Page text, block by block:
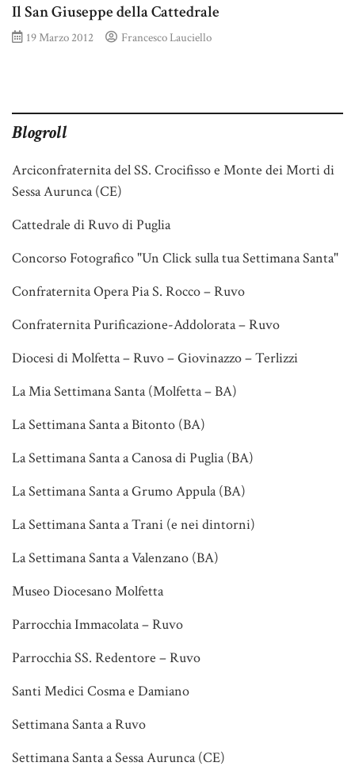
Il San Giuseppe della Cattedrale
19 Marzo 2012 Francesco Lauciello
Blogroll
Arciconfraternita del SS. Crocifisso e Monte dei Morti di
Sessa Aurunca (CE)
Cattedrale di Ruvo di Puglia
Concorso Fotografico "Un Click sulla tua Settimana Santa"
Confraternita Opera Pia S. Rocco – Ruvo
Confraternita Purificazione-Addolorata – Ruvo
Diocesi di Molfetta – Ruvo – Giovinazzo – Terlizzi
La Mia Settimana Santa (Molfetta – BA)
La Settimana Santa a Bitonto (BA)
La Settimana Santa a Canosa di Puglia (BA)
La Settimana Santa a Grumo Appula (BA)
La Settimana Santa a Trani (e nei dintorni)
La Settimana Santa a Valenzano (BA)
Museo Diocesano Molfetta
Parrocchia Immacolata – Ruvo
Parrocchia SS. Redentore – Ruvo
Santi Medici Cosma e Damiano
Settimana Santa a Ruvo
Settimana Santa a Sessa Aurunca (CE)